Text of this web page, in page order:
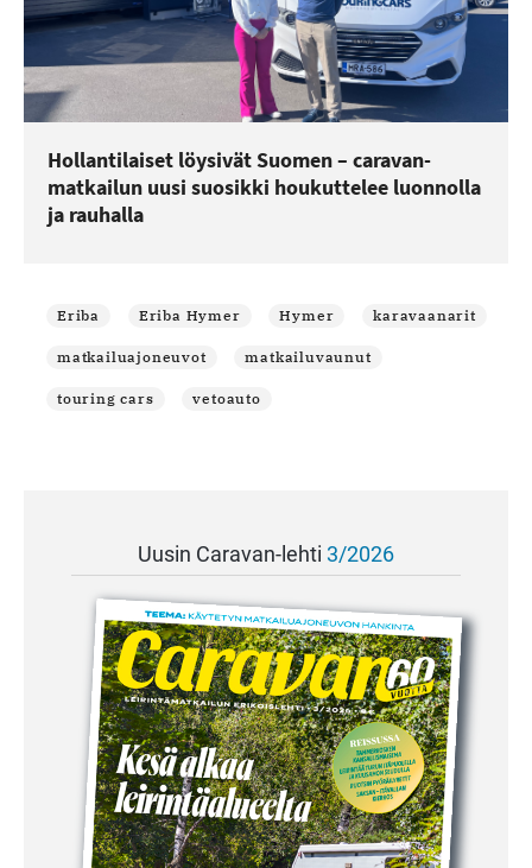
Hollantilaiset löysivät Suomen – caravan-
matkailun uusi suosikki houkuttelee luonnolla
ja rauhalla
Eriba Eriba Hymer Hymer karavaanarit
matkailuajoneuvot matkailuvaunut
touring cars vetoauto
Uusin Caravan-lehti 3/2026